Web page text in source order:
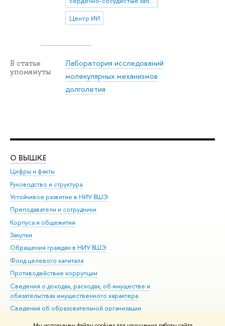
Центр ИИ
В статье
упомянуты
Лаборатория исследований
молекулярных механизмов
долголетия
О ВЫШКЕ
Цифры и факты
Руководство и структура
Устойчивое развитие в НИУ ВШЭ
Преподаватели и сотрудники
Корпуса и общежития
Закупки
Обращения граждан в НИУ ВШЭ
Фонд целевого капитала
Противодействие коррупции
Сведения о доходах, расходах, об имуществе и
обязательствах имущественного характера
Сведения об образовательной организации
Людям с ограниченными возможностями здоровья